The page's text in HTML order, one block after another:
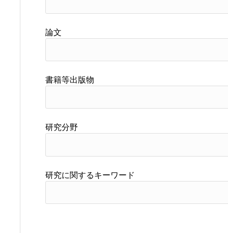
論文
書籍等出版物
研究分野
研究に関するキーワード